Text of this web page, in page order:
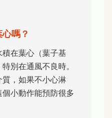
嗎？
在葉心（葉子基
別在通風不良時。
，如果不小心淋
小動作能預防很多